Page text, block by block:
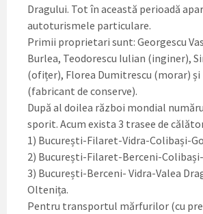
Dragului. Tot în această perioadă
autoturismele particulare.
Primii proprietari sunt: Georgescu
Burlea, Teodorescu Iulian (inginer),
(ofițer), Florea Dumitrescu (morar)
(fabricant de conserve).
După al doilea război mondial
sporit. Acum exista 3 trasee de
1) București-Filaret-Vidra-Colibași-
2) București-Filaret-Berceni-
3) București-Berceni- Vidra-Valea
Oltenița.
Pentru transportul mărfurilor (cu